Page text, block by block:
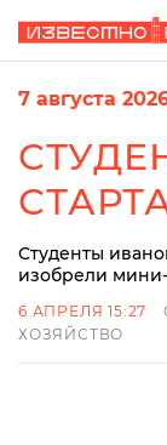
7 августа
Студенты
изобрели
6 АПРЕЛЯ 15:27
ХОЗЯЙСТВО